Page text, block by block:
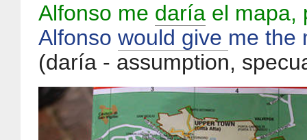
Alfonso me daría el mapa,
Alfonso would give me the
(daría - assumption,